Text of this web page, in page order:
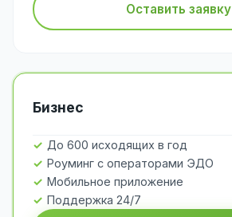
Оставить заявку
Бизнес
До 600 исходящих в год
Роуминг с операторами ЭДО
Мобильное приложение
Поддержка 24/7